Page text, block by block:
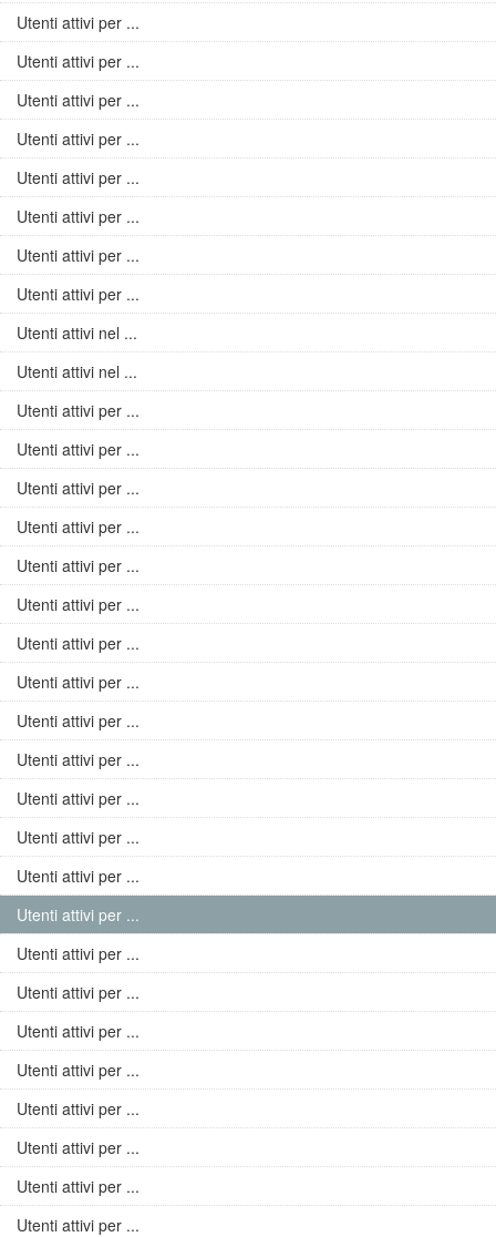
Utenti attivi per ...
Utenti attivi per ...
Utenti attivi per ...
Utenti attivi per ...
Utenti attivi per ...
Utenti attivi per ...
Utenti attivi per ...
Utenti attivi per ...
Utenti attivi nel ...
Utenti attivi nel ...
Utenti attivi per ...
Utenti attivi per ...
Utenti attivi per ...
Utenti attivi per ...
Utenti attivi per ...
Utenti attivi per ...
Utenti attivi per ...
Utenti attivi per ...
Utenti attivi per ...
Utenti attivi per ...
Utenti attivi per ...
Utenti attivi per ...
Utenti attivi per ...
Utenti attivi per ...
Utenti attivi per ...
Utenti attivi per ...
Utenti attivi per ...
Utenti attivi per ...
Utenti attivi per ...
Utenti attivi per ...
Utenti attivi per ...
Utenti attivi per ...